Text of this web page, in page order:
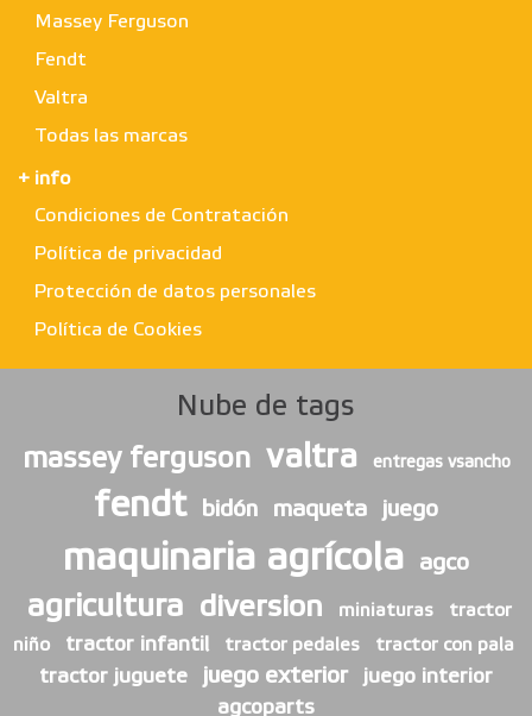
Massey Ferguson
Fendt
Valtra
Todas las marcas
+ info
Condiciones de Contratación
Política de privacidad
Protección de datos personales
Política de Cookies
Nube de tags
massey ferguson
valtra entregas vsancho
fendt bidón maqueta juego
maquinaria agrícola agco
agricultura diversion miniaturas tractor
niño tractor infantil tractor pedales tractor con pala
tractor juguete juego exterior
juego interior
agcoparts